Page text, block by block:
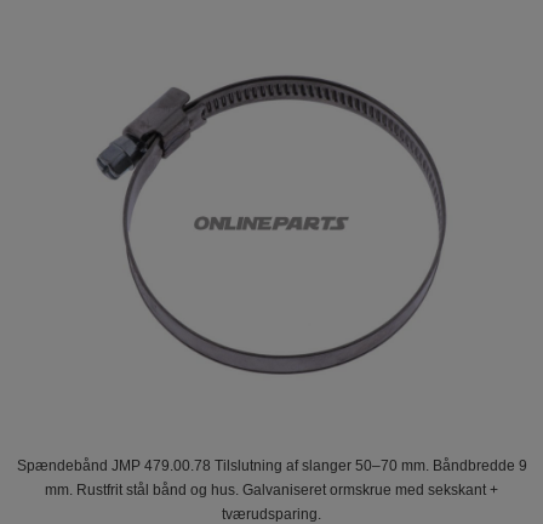
Spændebånd JMP 479.00.78 Tilslutning af slanger 50–70 mm. Båndbredde 9
mm. Rustfrit stål bånd og hus. Galvaniseret ormskrue med sekskant +
tværudsparing.